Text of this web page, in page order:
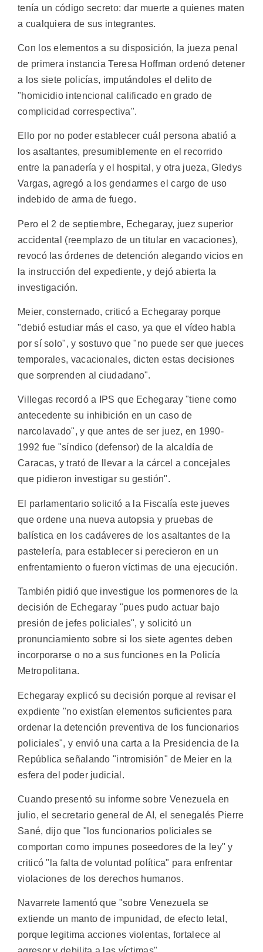
tenía un código secreto: dar muerte a quienes maten
a cualquiera de sus integrantes.
Con los elementos a su disposición, la jueza penal
de primera instancia Teresa Hoffman ordenó detener
a los siete policías, imputándoles el delito de
"homicidio intencional calificado en grado de
complicidad correspectiva".
Ello por no poder establecer cuál persona abatió a
los asaltantes, presumiblemente en el recorrido
entre la panadería y el hospital, y otra jueza, Gledys
Vargas, agregó a los gendarmes el cargo de uso
indebido de arma de fuego.
Pero el 2 de septiembre, Echegaray, juez superior
accidental (reemplazo de un titular en vacaciones),
revocó las órdenes de detención alegando vicios en
la instrucción del expediente, y dejó abierta la
investigación.
Meier, consternado, criticó a Echegaray porque
"debió estudiar más el caso, ya que el vídeo habla
por sí solo", y sostuvo que "no puede ser que jueces
temporales, vacacionales, dicten estas decisiones
que sorprenden al ciudadano".
Villegas recordó a IPS que Echegaray "tiene como
antecedente su inhibición en un caso de
narcolavado", y que antes de ser juez, en 1990-
1992 fue "síndico (defensor) de la alcaldía de
Caracas, y trató de llevar a la cárcel a concejales
que pidieron investigar su gestión".
El parlamentario solicitó a la Fiscalía este jueves
que ordene una nueva autopsia y pruebas de
balística en los cadáveres de los asaltantes de la
pastelería, para establecer si perecieron en un
enfrentamiento o fueron víctimas de una ejecución.
También pidió que investigue los pormenores de la
decisión de Echegaray "pues pudo actuar bajo
presión de jefes policiales", y solicitó un
pronunciamiento sobre si los siete agentes deben
incorporarse o no a sus funciones en la Policía
Metropolitana.
Echegaray explicó su decisión porque al revisar el
expdiente "no existían elementos suficientes para
ordenar la detención preventiva de los funcionarios
policiales", y envió una carta a la Presidencia de la
República señalando "intromisión" de Meier en la
esfera del poder judicial.
Cuando presentó su informe sobre Venezuela en
julio, el secretario general de AI, el senegalés Pierre
Sané, dijo que "los funcionarios policiales se
comportan como impunes poseedores de la ley" y
criticó "la falta de voluntad política" para enfrentar
violaciones de los derechos humanos.
Navarrete lamentó que "sobre Venezuela se
extiende un manto de impunidad, de efecto letal,
porque legitima acciones violentas, fortalece al